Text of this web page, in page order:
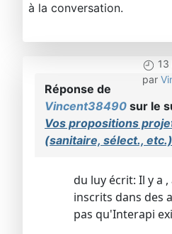
à la conversation.
13
par
Réponse de
Vincent38490 sur le
Vos propositions
(sanitaire, sélect., etc.)
du luy écrit: Il y a
inscrits dans des
pas qu'Interapi